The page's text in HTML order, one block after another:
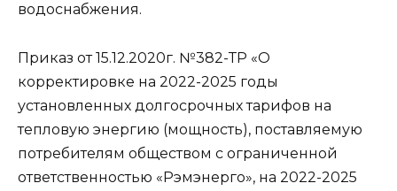
водоснабжения.
Приказ от 15.12.2020г. №382-ТР «О
корректировке на 2022-2025 годы
установленных долгосрочных тарифов на
тепловую энергию (мощность), поставляемую
потребителям обществом с ограниченной
ответственностью «Рэмэнерго», на 2022-2025